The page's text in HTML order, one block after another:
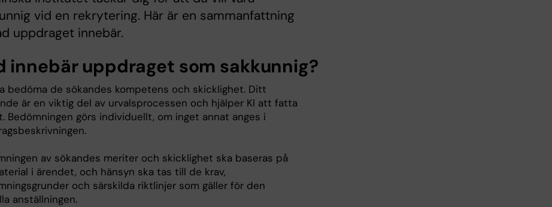
vid en rekrytering. Här är en sammanfattning
uppdraget innebär.
innebär uppdraget som sakkunnig?
bedöma de sökandes kompetens och skicklighet. Ditt
är en viktig del av urvalsprocessen och hjälper KI att fatta
Bedömningen görs individuellt, om inget annat anges i
av sökandes meriter och skicklighet ska baseras på
i ärendet, och hänsyn ska tas till de krav,
och särskilda riktlinjer som gäller för den
anställningen.